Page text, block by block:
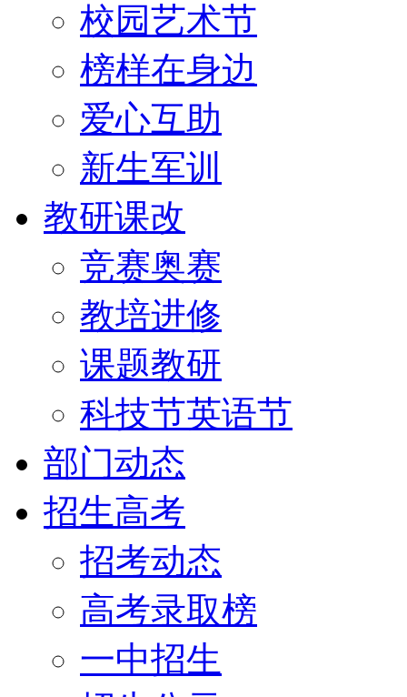
校园艺术节
榜样在身边
爱心互助
新生军训
教研课改
竞赛奥赛
教培进修
课题教研
科技节英语节
部门动态
招生高考
招考动态
高考录取榜
一中招生